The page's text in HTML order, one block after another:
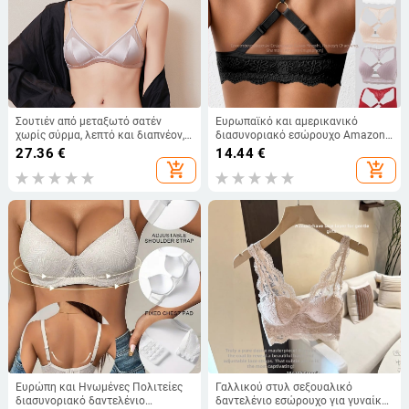
Σουτιέν από μεταξωτό σατέν
χωρίς σύρμα, λεπτό και διαπνέον,
γαλλικού στυλ εσώρουχα με
27.36 €
add_shopping_cart
Ευρωπαϊκό και αμερικανικό
διασυνοριακό εσώρουχο Amazon
Νέο σέξι ριγέ σουτιέν με αγκράφα
μπροστά, push-up τυπωμένο
σουτιέν με δαντέλα στην πλάτη
14.44€
add_shopping_cart
Ευρώπη και Ηνωμένες Πολιτείες
διασυνοριακό δαντελένιο
Γαλλικού στυλ σεξουαλικό
δαντελένιο εσώρουχο για γυναίκες